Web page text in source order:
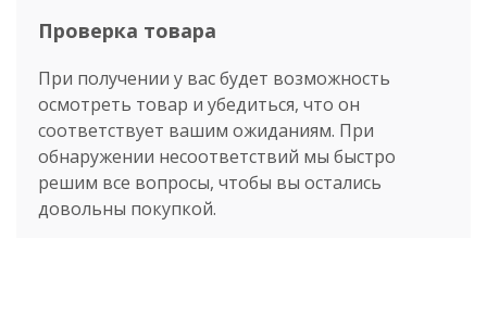
Проверка товара
При получении у вас будет возможность
осмотреть товар и убедиться, что он
соответствует вашим ожиданиям. При
обнаружении несоответствий мы быстро
решим все вопросы, чтобы вы остались
довольны покупкой.